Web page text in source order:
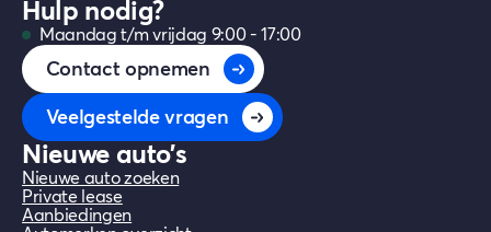
zijn momenteel de Škoda Epiq, Kia EV2
en Citroen ë-C3 Aircross.
Hulp nodig?
Maandag t/m vrijdag 9:00 - 17:00
Contact opnemen
Veelgestelde vragen
Nieuwe auto's
Nieuwe auto zoeken
Private lease
Aanbiedingen